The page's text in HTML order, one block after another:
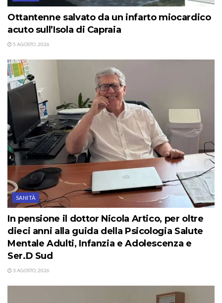
Ottantenne salvato da un infarto miocardico
acuto sull’Isola di Capraia
5 AGOSTO, 2026
SANITÀ
In pensione il dottor Nicola Artico, per oltre
dieci anni alla guida della Psicologia Salute
Mentale Adulti, Infanzia e Adolescenza e
Ser.D Sud
3 AGOSTO, 2026